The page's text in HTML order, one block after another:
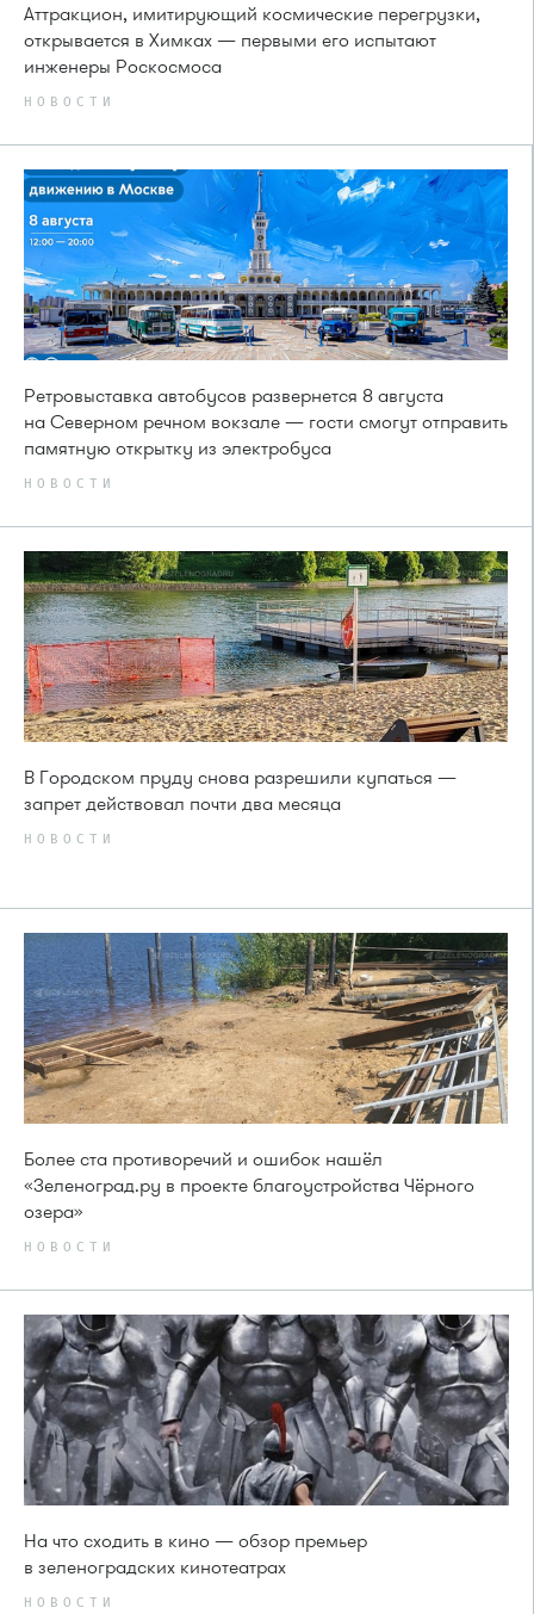
Аттракцион, имитирующий космические перегрузки,
открывается в Химках — первыми его испытают
инженеры Роскосмоса
НОВОСТИ
Ретровыставка автобусов развернется 8 августа
на Северном речном вокзале — гости смогут отправить
памятную открытку из электробуса
НОВОСТИ
В Городском пруду снова разрешили купаться —
запрет действовал почти два месяца
НОВОСТИ
Более ста противоречий и ошибок нашёл
«Зеленоград.ру в проекте благоустройства Чёрного
озера»
НОВОСТИ
На что сходить в кино — обзор премьер
в зеленоградских кинотеатрах
НОВОСТИ